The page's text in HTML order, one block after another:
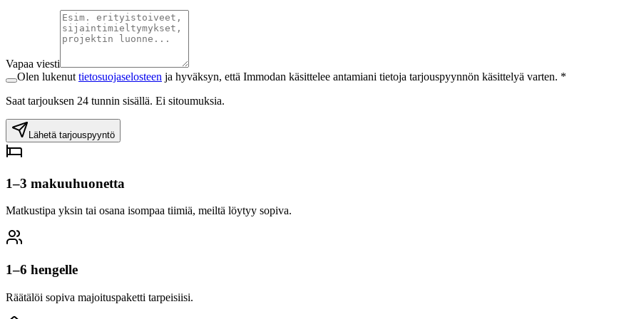
Vapaa viesti
Olen lukenut tietosuojaselosteen ja hyväksyn, että Immodan käsittelee antamiani tietoja tarjouspyynnön käsittelyä varten. *
Saat tarjouksen 24 tunnin sisällä. Ei sitoumuksia.
Lähetä tarjouspyyntö
1–3 makuuhuonetta
Matkustipa yksin tai osana isompaa tiimiä, meiltä löytyy sopiva.
1–6 hengelle
Räätälöi sopiva majoituspaketti tarpeisiisi.